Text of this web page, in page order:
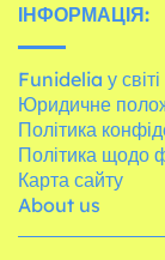
ІНФОРМАЦІЯ:
Funidelia у світі
Юридичне
Політика
Політика щодо
Карта сайту
About us